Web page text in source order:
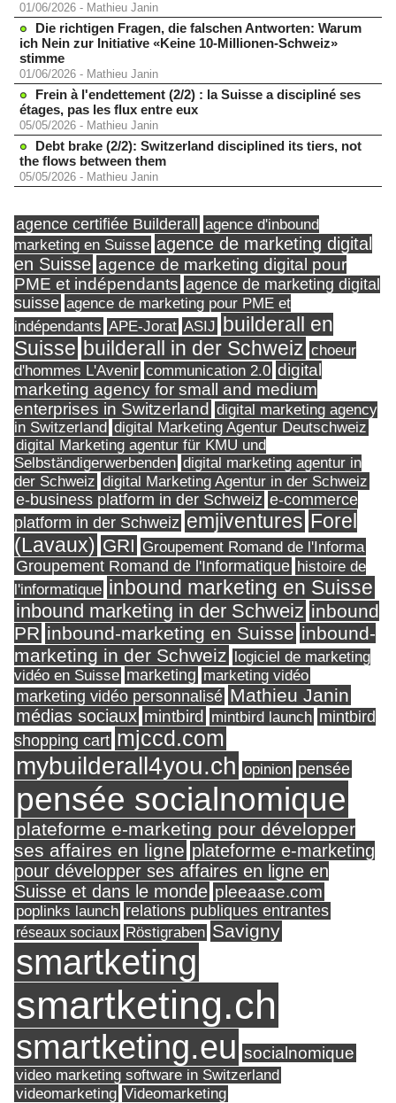
01/06/2026 - Mathieu Janin
Die richtigen Fragen, die falschen Antworten: Warum
ich Nein zur Initiative «Keine 10-Millionen-Schweiz»
stimme
01/06/2026 - Mathieu Janin
Frein à l'endettement (2/2) : la Suisse a discipliné ses
étages, pas les flux entre eux
05/05/2026 - Mathieu Janin
Debt brake (2/2): Switzerland disciplined its tiers, not
the flows between them
05/05/2026 - Mathieu Janin
agence certifiée Builderall
agence d'inbound
marketing en Suisse agence de marketing digital
en Suisse agence de marketing digital pour
PME et indépendants agence de marketing digital
suisse agence de marketing pour PME et
indépendants APE-Jorat ASIJ builderall en
Suisse builderall in der Schweiz choeur
d'hommes L'Avenir communication 2.0 digital
marketing agency for small and medium
enterprises in Switzerland digital marketing agency
in Switzerland digital Marketing Agentur Deutschweiz
digital Marketing agentur für KMU und
Selbständigerwerbenden digital marketing agentur in
der Schweiz digital Marketing Agentur in der Schweiz
e-business platform in der Schweiz e-commerce
platform in der Schweiz emjiventures Forel
(Lavaux) GRI Groupement Romand de l'Informa
Groupement Romand de l'Informatique histoire de
l'informatique inbound marketing en Suisse
inbound marketing in der Schweiz inbound
PR inbound-marketing en Suisse inbound-
marketing in der Schweiz logiciel de marketing
vidéo en Suisse marketing marketing vidéo
marketing vidéo personnalisé Mathieu Janin
médias sociaux mintbird mintbird launch mintbird
shopping cart mjccd.com
mybuilderall4you.ch opinion pensée
pensée socialnomique
plateforme e-marketing pour développer
ses affaires en ligne plateforme e-marketing
pour développer ses affaires en ligne en
Suisse et dans le monde pleeaase.com
poplinks launch relations publiques entrantes
réseaux sociaux Röstigraben Savigny
smartketing
smartketing.ch
smartketing.eu socialnomique
video marketing software in Switzerland
videomarketing Videomarketing